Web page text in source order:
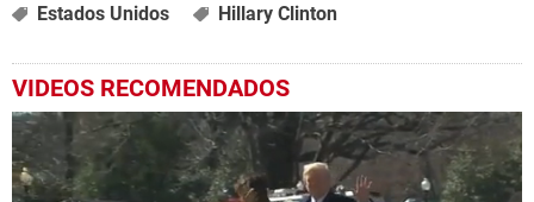
Estados Unidos
Hillary Clinton
VIDEOS RECOMENDADOS